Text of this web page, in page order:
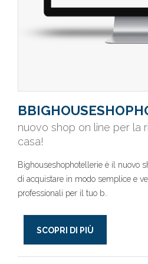
nuovo shop on line per la
casa!
Bighouseshophotellerie è il nuovo
di acquistare in modo semplice e
professionali per il tuo b..
SCOPRI DI PIÙ